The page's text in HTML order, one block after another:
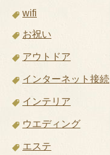
wifi
お祝い
アウトドア
インターネット接続
インテリア
ウエディング
エステ